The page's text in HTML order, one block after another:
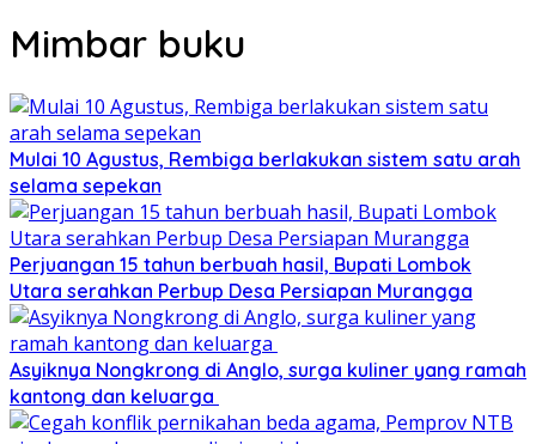
Mimbar buku
Mulai 10 Agustus, Rembiga berlakukan sistem satu arah
selama sepekan
Perjuangan 15 tahun berbuah hasil, Bupati Lombok
Utara serahkan Perbup Desa Persiapan Murangga
Asyiknya Nongkrong di Anglo, surga kuliner yang ramah
kantong dan keluarga